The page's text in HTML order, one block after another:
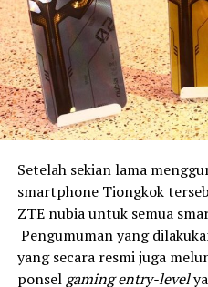
Setelah sekian lama
smartphone Tiongkok
ZTE nubia untuk semua
Pengumuman yang
yang secara resmi juga
ponsel gaming entry-level